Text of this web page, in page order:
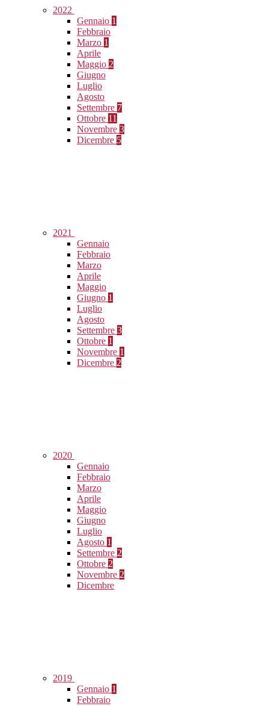
2022
Gennaio 1
Febbraio
Marzo 1
Aprile
Maggio 2
Giugno
Luglio
Agosto
Settembre 7
Ottobre 11
Novembre 3
Dicembre 5
2021
Gennaio
Febbraio
Marzo
Aprile
Maggio
Giugno 1
Luglio
Agosto
Settembre 3
Ottobre 1
Novembre 1
Dicembre 2
2020
Gennaio
Febbraio
Marzo
Aprile
Maggio
Giugno
Luglio
Agosto 1
Settembre 2
Ottobre 2
Novembre 2
Dicembre
2019
Gennaio 1
Febbraio